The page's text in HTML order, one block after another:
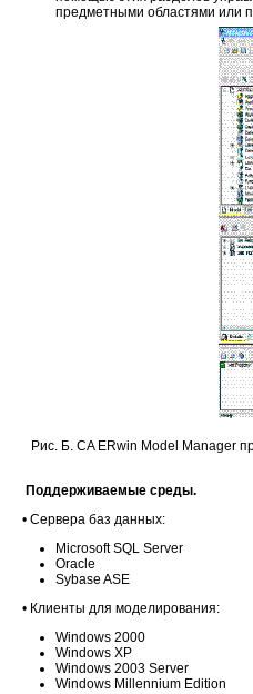
предметными областями или
Рис. Б. CA ERwin Model Manager
Поддерживаемые среды.
• Сервера баз данных:
Microsoft SQL Server
Oracle
Sybase ASE
• Клиенты для моделирования:
Windows 2000
Windows XP
Windows 2003 Server
Windows Millennium Edition